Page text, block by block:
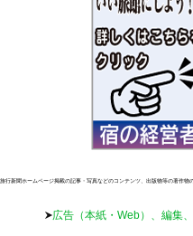
旅行新聞ホームページ掲載の記事・写真などのコンテンツ、出版物等の著作物
広告（本紙・Web）、編集